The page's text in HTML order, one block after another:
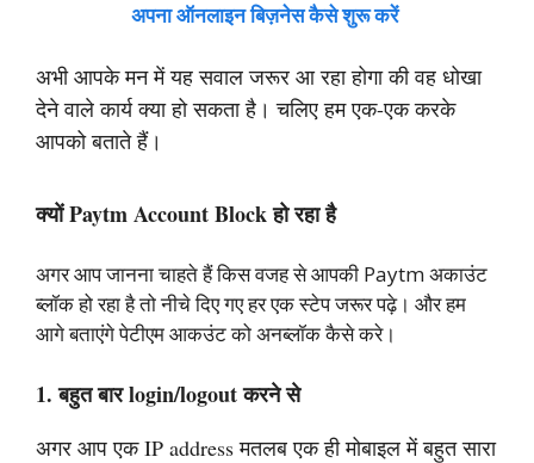
अपना ऑनलाइन बिज़नेस कैसे शुरू करें
अभी आपके मन में यह सवाल जरूर आ रहा होगा की वह धोखा
देने वाले कार्य क्या हो सकता है। चलिए हम एक-एक करके
आपको बताते हैं।
क्यों Paytm Account Block हो रहा है
अगर आप जानना चाहते हैं किस वजह से आपकी Paytm अकाउंट
ब्लॉक हो रहा है तो नीचे दिए गए हर एक स्टेप जरूर पढ़े। और हम
आगे बताएंगे पेटीएम आकउंट को अनब्लॉक कैसे करे।
1. बहुत बार login/logout करने से
अगर आप एक IP address मतलब एक ही मोबाइल में बहुत सारा